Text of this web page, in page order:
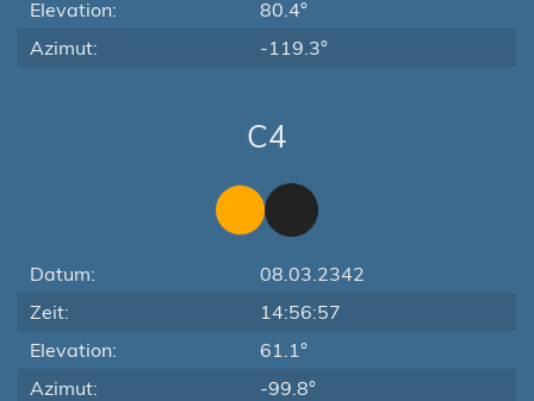
Elevation:
80.4°
Azimut:
-119.3°
C4
Datum:
08.03.2342
Zeit:
14:56:57
Elevation:
61.1°
Azimut:
-99.8°